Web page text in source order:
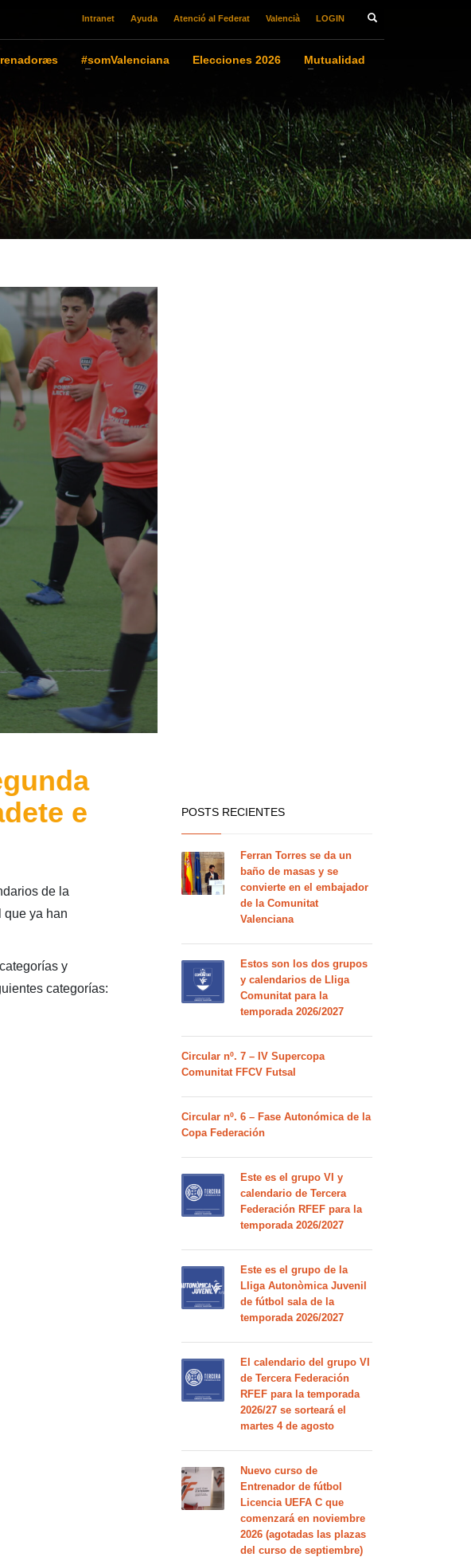
Intranet Ayuda Atenció al Federat Valencià LOGIN
#somValenciana Elecciones 2026
Mutualidad
e
de la
que ya han
y
categorías:
POSTS RECIENTES
Ferran Torres se da un
baño de masas y se
convierte en el embajador
de la Comunitat
Valenciana
Estos son los dos grupos
y calendarios de Lliga
Comunitat para la
temporada 2026/2027
Circular nº. 7 – IV Supercopa
Comunitat FFCV Futsal
Circular nº. 6 – Fase Autonómica de la
Copa Federación
Este es el grupo VI y
calendario de Tercera
Federación RFEF para la
temporada 2026/2027
Este es el grupo de la
Lliga Autonòmica Juvenil
de fútbol sala de la
temporada 2026/2027
El calendario del grupo VI
de Tercera Federación
RFEF para la temporada
2026/27 se sorteará el
martes 4 de agosto
Nuevo curso de
Entrenador de fútbol
Licencia UEFA C que
comenzará en noviembre
2026 (agotadas las plazas
del curso de septiembre)